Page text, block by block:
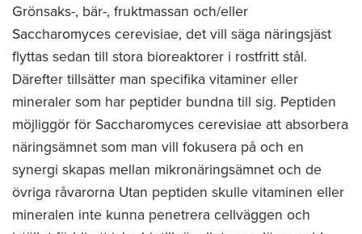
Grönsaks-, bär-, fruktmassan och/eller
Saccharomyces cerevisiae, det vill säga näringsjäst
flyttas sedan till stora bioreaktorer i rostfritt stål.
Därefter tillsätter man specifika vitaminer eller
mineraler som har peptider bundna till sig. Peptiden
möjliggör för Saccharomyces cerevisiae att absorbera
näringsämnet som man vill fokusera på och en
synergi skapas mellan mikronäringsämnet och de
övriga råvarorna Utan peptiden skulle vitaminen eller
mineralen inte kunna penetrera cellväggen och